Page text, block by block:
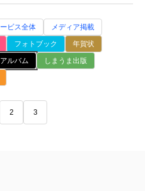
ビス全体
メディア掲載
フォトブック
年賀状
アルバム
しまうま出版
2 3